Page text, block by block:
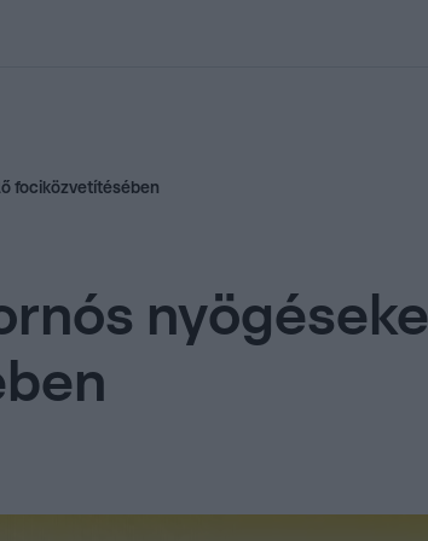
fociközvetítésében